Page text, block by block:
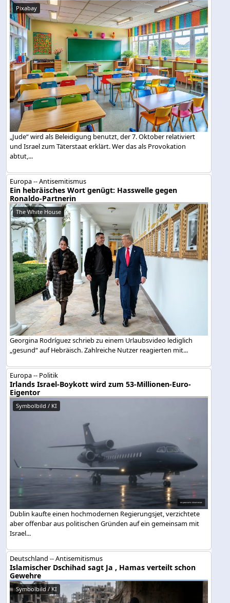
Pixabay
„Jude“ wird als Beleidigung benutzt, der 7. Oktober relativiert
und Israel zum Täterstaat erklärt. Wer das als Provokation
abtut,...
Europa -- Antisemitismus
Ein hebräisches Wort genügt: Hasswelle gegen
Ronaldo-Partnerin
The White House
Georgina Rodríguez schrieb zu einem Urlaubsvideo lediglich
„gesund“ auf Hebräisch. Zahlreiche Nutzer reagierten mit...
Europa -- Politik
Irlands Israel-Boykott wird zum 53-Millionen-Euro-
Eigentor
Symbolbild / KI
Dublin kaufte einen hochmodernen Regierungsjet, verzichtete
aber offenbar aus politischen Gründen auf ein gemeinsam mit
Israel...
Deutschland -- Antisemitismus
Islamischer Dschihad sagt Ja , Hamas verteilt schon
Gewehre
Symbolbild / KI